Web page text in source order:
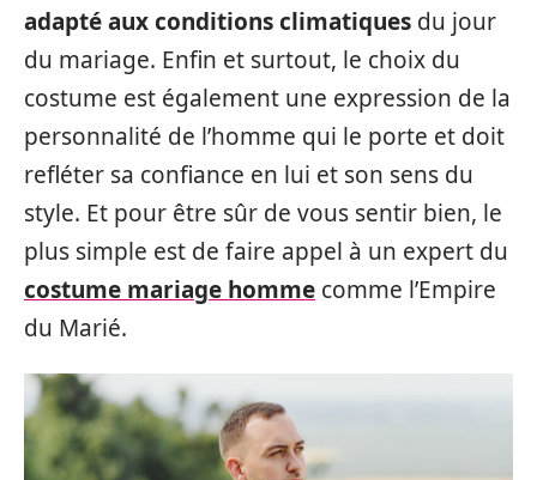
adapté aux conditions climatiques du jour
du mariage. Enfin et surtout, le choix du
costume est également une expression de la
personnalité de l’homme qui le porte et doit
refléter sa confiance en lui et son sens du
style. Et pour être sûr de vous sentir bien, le
plus simple est de faire appel à un expert du
costume mariage homme comme l’Empire
du Marié.